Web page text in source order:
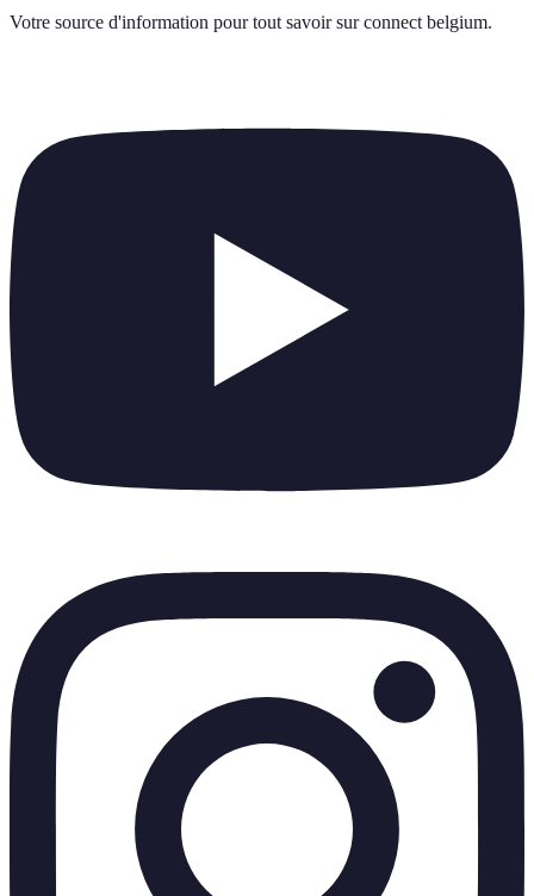
Votre source d'information pour tout savoir sur connect belgium.